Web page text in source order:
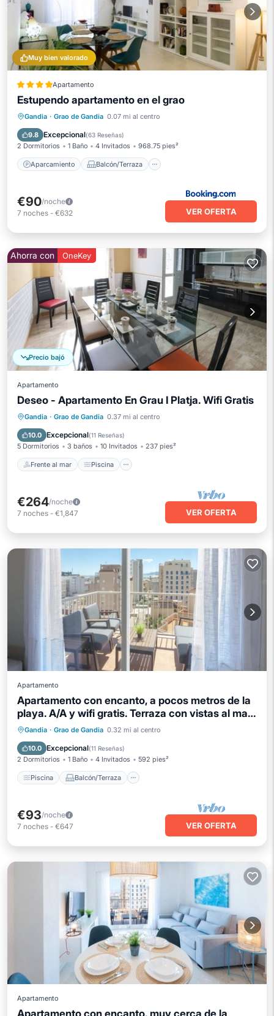
Muy bien valorado
Apartamento
Estupendo apartamento en el grao
Gandia · Grao de Gandia 0.07 mi al centro
9.8 Excepcional(63 Reseñas)
2 Dormitorios 1 Baño 4 Invitados 968.75 pies²
Aparcamiento Balcón/Terraza
Aparcamiento
Balcón/Terraza
Vistas
Aire acondicionado
€90/noche
7 noches - €632 VER OFERTA
Precio bajó
Ahorra con OneKey
Apartamento
Deseo - Apartamento En Grau I Platja. Wifi Gratis
Gandia · Grao de Gandia 0.37 mi al centro
10.0 Excepcional(11 Reseñas)
5 Dormitorios 3 baños 10 Invitados 237 pies²
Frente al mar Piscina
Frente al mar Piscina
Vistas
€264/noche
7 noches - €1,847 VER OFERTA
Apartamento
Apartamento con encanto, a pocos metros de la
playa. A/A y wifi gratis. Terraza con vistas al mar-
ALQUILER SOLO FAMILIAS
Gandia · Grao de Gandia 0.32 mi al centro
10.0 Excepcional(11 Reseñas)
2 Dormitorios 1 Baño 4 Invitados 592 pies²
Piscina Balcón/Terraza
Piscina Balcón/Terraza
Aire acondicionado
€93/noche
7 noches - €647 VER OFERTA
Apartamento
Apartamento con encanto, muy cerca de la